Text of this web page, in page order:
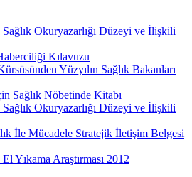
Okuryazarlığı Düzeyi ve İlişkili
Kılavuzu
Yüzyılın Sağlık Bakanları
Sağlık Nöbetinde Kitabı
Okuryazarlığı Düzeyi ve İlişkili
İle Mücadele Stratejik İletişim Belgesi
Yıkama Araştırması 2012